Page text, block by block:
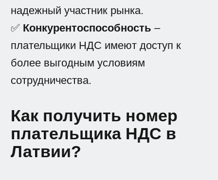
надежный участник рынка.
✅ Конкурентоспособность –
плательщики НДС имеют доступ к
более выгодным условиям
сотрудничества.
Как получить номер
плательщика НДС в
Латвии?